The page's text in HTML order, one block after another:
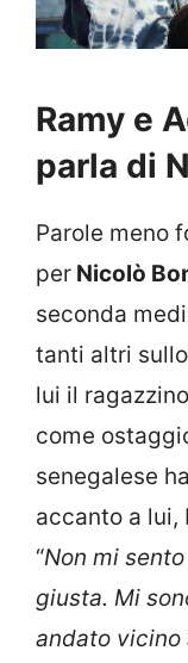
Ramy e
parla di
Parole meno
per Nicolò
seconda
tanti altri
lui il
come
senegalese
accanto a lui,
“Non mi
giusta. Mi
andato vicino